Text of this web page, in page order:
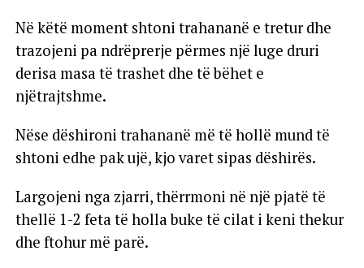
Në këtë moment shtoni trahananë e tretur dhe
trazojeni pa ndrëprerje përmes një luge druri
derisa masa të trashet dhe të bëhet e
njëtrajtshme.
Nëse dëshironi trahananë më të hollë mund të
shtoni edhe pak ujë, kjo varet sipas dëshirës.
Largojeni nga zjarri, thërrmoni në një pjatë të
thellë 1-2 feta të holla buke të cilat i keni thekur
dhe ftohur më parë.